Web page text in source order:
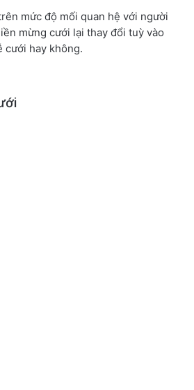
mức độ mối quan hệ với người
mừng cưới lại thay đổi tuỳ vào
cưới hay không.